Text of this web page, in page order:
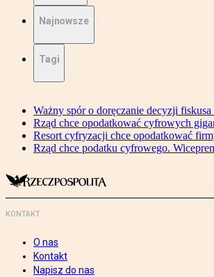
Najnowsze
Tagi
Ważny spór o doręczanie decyzji
Rząd chce opodatkować cyfrowych
Resort cyfryzacji chce opodatkować
Rząd chce podatku cyfrowego.
KONTAKT
O nas
Kontakt
Napisz do nas